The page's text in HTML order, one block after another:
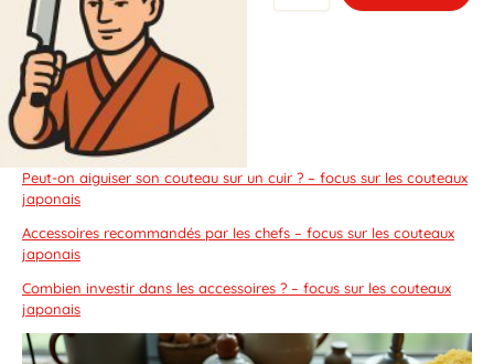
Peut-on aiguiser son couteau sur un cuir ? – focus sur les couteaux
japonais
Accessoires recommandés par les chefs – focus sur les couteaux
japonais
Combien investir dans les accessoires ? – focus sur les couteaux
japonais